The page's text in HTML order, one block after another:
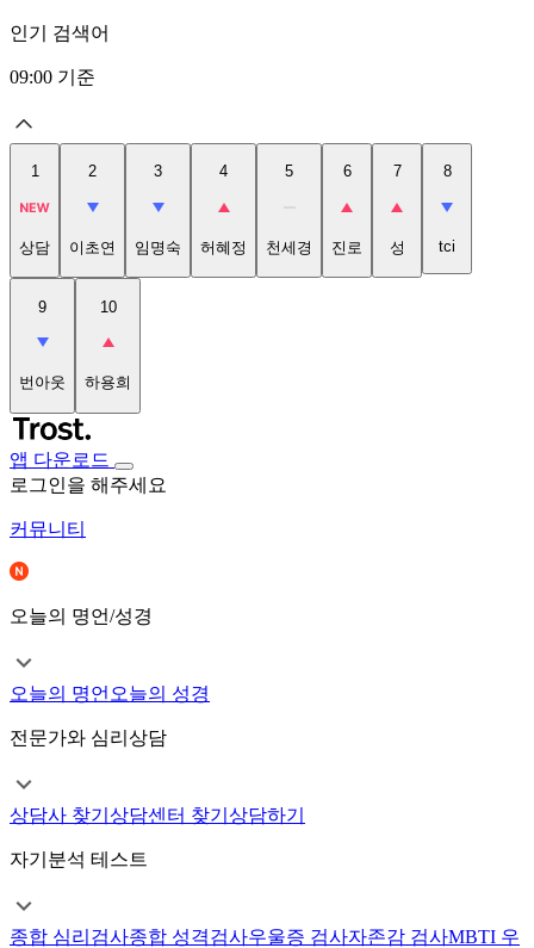
인기 검색어
09:00 기준
1
상담
2
이초연
3
임명숙
4
허혜정
5
천세경
6
진로
7
성
8
tci
9
번아웃
10
하용희
앱 다운로드
로그인을 해주세요
커뮤니티
오늘의 명언/성경
오늘의 명언 오늘의 성경
전문가와 심리상담
상담사 찾기 상담센터 찾기 상담하기
자기분석 테스트
종합 심리검사종합 성격검사우울증 검사자존감 검사MBTI 우